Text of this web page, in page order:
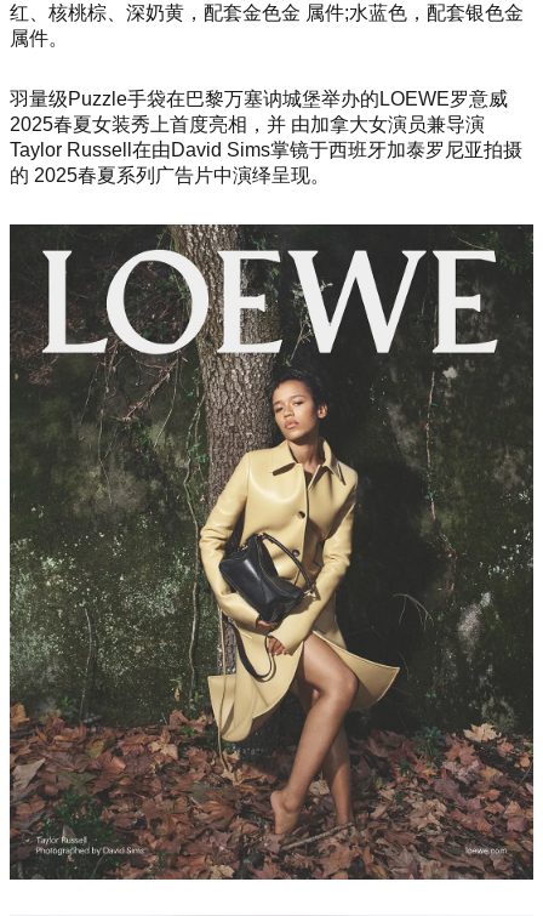
红、核桃棕、深奶黄，配套金色金 属件;水蓝色，配套银色金
属件。
羽量级Puzzle手袋在巴黎万塞讷城堡举办的LOEWE罗意威
2025春夏女装秀上首度亮相，并 由加拿大女演员兼导演
Taylor Russell在由David Sims掌镜于西班牙加泰罗尼亚拍摄
的 2025春夏系列广告片中演绎呈现。